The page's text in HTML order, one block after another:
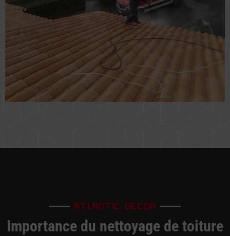
ATLANTIC DECOR
Importance du nettoyage de toiture